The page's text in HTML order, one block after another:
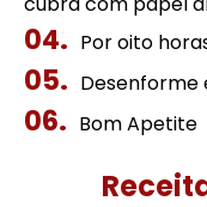
Por oito
Desenforme
Bom Apetite